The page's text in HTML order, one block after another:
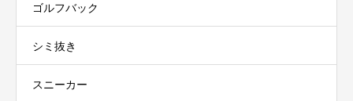
ゴルフバック
シミ抜き
スニーカー